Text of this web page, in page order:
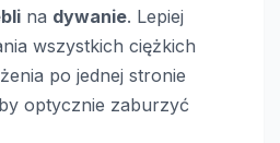
na dywanie. Lepiej
wszystkich ciężkich
po jednej stronie
optycznie zaburzyć